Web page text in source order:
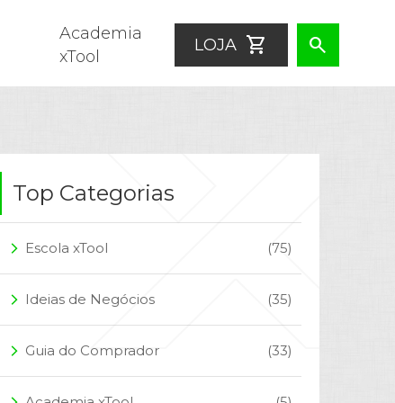
Academia
xTool
LOJA shopping_cart search
Top Categorias
arrow_forward_ios Escola xTool (75)
arrow_forward_ios Ideias de Negócios (35)
arrow_forward_ios Guia do Comprador (33)